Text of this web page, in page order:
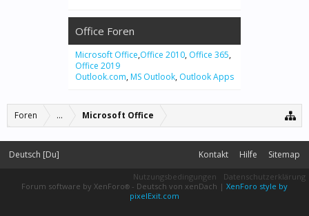
Office Foren
Microsoft Office,Office 2010, Office 365,
Office 2019
Outlook.com, MS Outlook, Outlook Apps
Foren ... Microsoft Office
Deutsch [Du] Kontakt Hilfe Sitemap
Nutzungsbedingungen
Datenschutzerklärung
Forum software by XenForo® - Deutsch von xenDach | XenForo style by
pixelExit.com